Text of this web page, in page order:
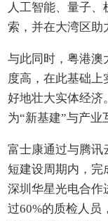
人工智能、量子
索，并在大湾区助
与此同时，粤港澳
度高，在此基础
好地壮大实体经济
为“新基建”与产业
富士康通过与腾讯
短建设周期内，完
深圳华星光电合作
过60%的质检人员